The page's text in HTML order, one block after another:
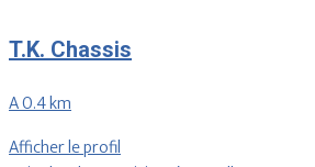
T.K. Chassis
A 0.4 km
Afficher le profil